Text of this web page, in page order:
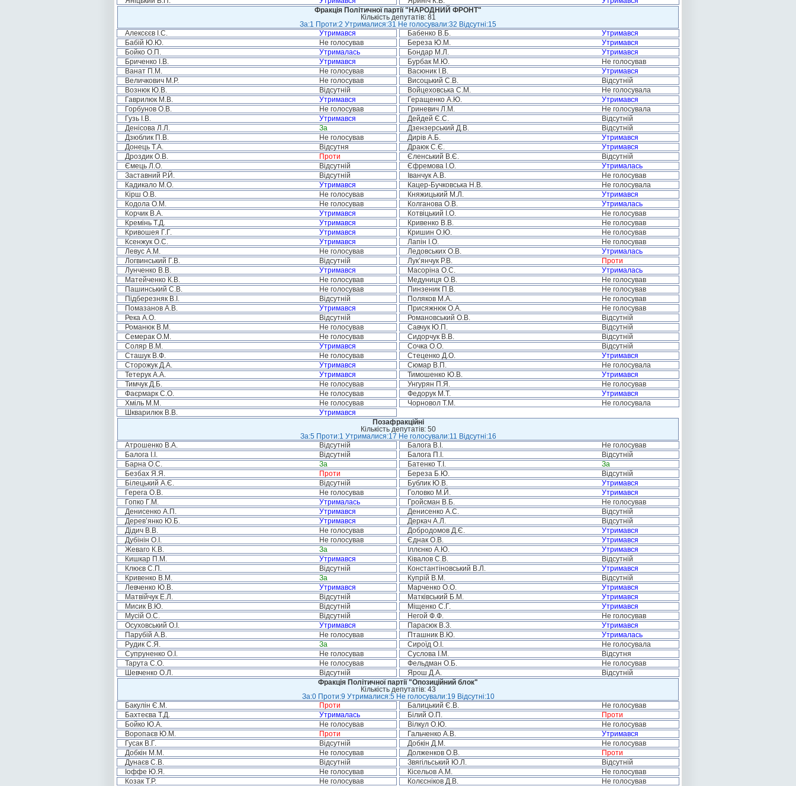
Фракція Політичної партії "НАРОДНИЙ ФРОНТ"
Кількість депутатів: 81
За:1 Проти:2 Утрималися:31 Не голосували:32 Відсутні:15
Алексєєв І.С.
Утримався Бабенко В.Б.
Утримався
Бабій Ю.Ю.
Не голосував Береза Ю.М.
Утримався
Бойко О.П.
Утрималась Бондар М.Л.
Утримався
Бриченко І.В.
Утримався Бурбак М.Ю.
Не голосував
Ванат П.М.
Не голосував Васюник І.В.
Утримався
Величкович М.Р.
Не голосував Висоцький С.В.
Відсутній
Вознюк Ю.В.
Відсутній Войцеховська С.М.
Не голосувала
Гаврилюк М.В.
Утримався Геращенко А.Ю.
Утримався
Горбунов О.В.
Не голосував Гриневич Л.М.
Не голосувала
Гузь І.В.
Утримався Дейдей Є.С.
Відсутній
Денісова Л.Л.
За Дзензерський Д.В.
Відсутній
Дзюблик П.В.
Не голосував Дирів А.Б.
Утримався
Донець Т.А.
Відсутня Драюк С.Є.
Утримався
Дроздик О.В.
Проти Єленський В.Є.
Відсутній
Ємець Л.О.
Відсутній Єфремова І.О.
Утрималась
Заставний Р.Й.
Відсутній Іванчук А.В.
Не голосував
Кадикало М.О.
Утримався Кацер-Бучковська Н.В.
Не голосувала
Кірш О.В.
Не голосував Княжицький М.Л.
Утримався
Кодола О.М.
Не голосував Колганова О.В.
Утрималась
Корчик В.А.
Утримався Котвіцький І.О.
Не голосував
Кремінь Т.Д.
Утримався Кривенко В.В.
Не голосував
Кривошея Г.Г.
Утримався Кришин О.Ю.
Не голосував
Ксенжук О.С.
Утримався Лапін І.О.
Не голосував
Левус А.М.
Не голосував Ледовських О.В.
Утрималась
Логвинський Г.В.
Відсутній Лук’янчук Р.В.
Проти
Лунченко В.В.
Утримався Масоріна О.С.
Утрималась
Матейченко К.В.
Не голосував Медуниця О.В.
Не голосував
Пашинський С.В.
Не голосував Пинзеник П.В.
Не голосував
Підберезняк В.І.
Відсутній Поляков М.А.
Не голосував
Помазанов А.В.
Утримався Присяжнюк О.А.
Не голосував
Река А.О.
Відсутній Романовський О.В.
Відсутній
Романюк В.М.
Не голосував Савчук Ю.П.
Відсутній
Семерак О.М.
Не голосував Сидорчук В.В.
Відсутній
Соляр В.М.
Утримався Сочка О.О.
Відсутній
Сташук В.Ф.
Не голосував Стеценко Д.О.
Утримався
Сторожук Д.А.
Утримався Сюмар В.П.
Не голосувала
Тетерук А.А.
Утримався Тимошенко Ю.В.
Утримався
Тимчук Д.Б.
Не голосував Унгурян П.Я.
Не голосував
Фаєрмарк С.О.
Не голосував Федорук М.Т.
Утримався
Хміль М.М.
Не голосував Чорновол Т.М.
Не голосувала
Шкварилюк В.В.
Утримався
Позафракційні
Кількість депутатів: 50
За:5 Проти:1 Утрималися:17 Не голосували:11 Відсутні:16
Атрошенко В.А.
Відсутній Балога В.І.
Не голосував
Балога І.І.
Відсутній Балога П.І.
Відсутній
Барна О.С.
За Батенко Т.І.
За
Безбах Я.Я.
Проти Береза Б.Ю.
Відсутній
Білецький А.Є.
Відсутній Бублик Ю.В.
Утримався
Герега О.В.
Не голосував Головко М.Й.
Утримався
Гопко Г.М.
Утрималась Гройсман В.Б.
Не голосував
Денисенко А.П.
Утримався Денисенко А.С.
Відсутній
Дерев’янко Ю.Б.
Утримався Деркач А.Л.
Відсутній
Дідич В.В.
Не голосував Добродомов Д.Є.
Утримався
Дубінін О.І.
Не голосував Єднак О.В.
Утримався
Жеваго К.В.
За Іллєнко А.Ю.
Утримався
Кишкар П.М.
Утримався Ківалов С.В.
Відсутній
Клюєв С.П.
Відсутній Константіновський В.Л.
Утримався
Кривенко В.М.
За Купрій В.М.
Відсутній
Левченко Ю.В.
Утримався Марченко О.О.
Утримався
Матвійчук Е.Л.
Відсутній Матківський Б.М.
Утримався
Мисик В.Ю.
Відсутній Міщенко С.Г.
Утримався
Мусій О.С.
Відсутній Негой Ф.Ф.
Не голосував
Осуховський О.І.
Утримався Парасюк В.З.
Утримався
Парубій А.В.
Не голосував Пташник В.Ю.
Утрималась
Рудик С.Я.
За Сироїд О.І.
Не голосувала
Супруненко О.І.
Не голосував Суслова І.М.
Відсутня
Тарута С.О.
Не голосував Фельдман О.Б.
Не голосував
Шевченко О.Л.
Відсутній Ярош Д.А.
Відсутній
Фракція Політичної партії "Опозиційний блок"
Кількість депутатів: 43
За:0 Проти:9 Утрималися:5 Не голосували:19 Відсутні:10
Бакулін Є.М.
Проти Балицький Є.В.
Не голосував
Бахтеєва Т.Д.
Утрималась Білий О.П.
Проти
Бойко Ю.А.
Не голосував Вілкул О.Ю.
Не голосував
Воропаєв Ю.М.
Проти Гальченко А.В.
Утримався
Гусак В.Г.
Відсутній Добкін Д.М.
Не голосував
Добкін М.М.
Не голосував Долженков О.В.
Проти
Дунаєв С.В.
Відсутній Звягільський Ю.Л.
Відсутній
Іоффе Ю.Я.
Не голосував Кісельов А.М.
Не голосував
Козак Т.Р.
Не голосував Колєсніков Д.В.
Не голосував